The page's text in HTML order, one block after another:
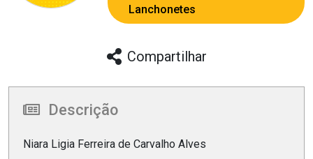
Lanchonetes
Compartilhar
Descrição
Niara Ligia Ferreira de Carvalho Alves